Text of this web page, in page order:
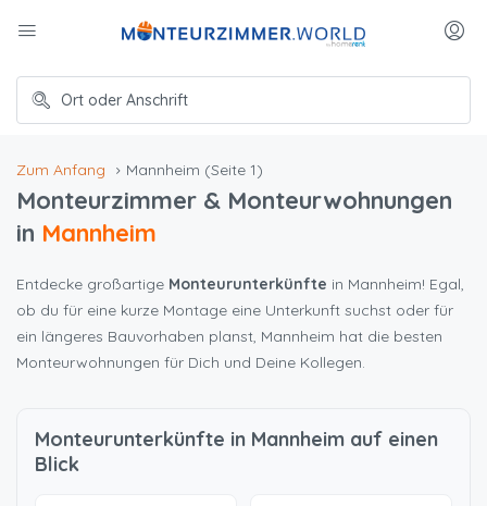
Zum Anfang Mannheim (Seite 1)
Monteurzimmer & Monteurwohnungen
in Mannheim
Entdecke großartige Monteurunterkünfte in Mannheim! Egal,
ob du für eine kurze Montage eine Unterkunft suchst oder für
ein längeres Bauvorhaben planst, Mannheim hat die besten
Monteurwohnungen für Dich und Deine Kollegen.
Monteurunterkünfte in Mannheim auf einen
Blick